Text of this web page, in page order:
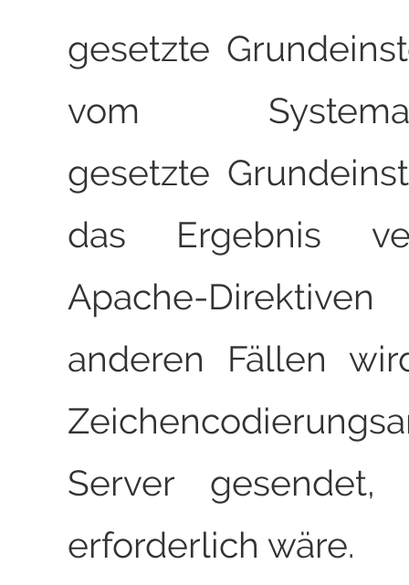
gesetzte
vom
gesetzte
das Ergebnis
Apache-
anderen Fällen
Server
erforderlich wäre.